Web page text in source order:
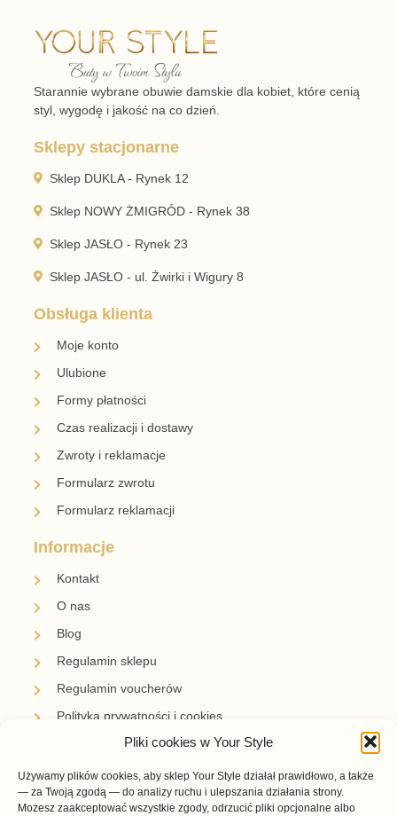
Pliki cookies w Your Style
Używamy plików cookies, aby sklep Your Style działał prawidłowo, a także
— za Twoją zgodą — do analizy ruchu i ulepszania działania strony.
Możesz zaakceptować wszystkie zgody, odrzucić pliki opcjonalne albo
Starannie wybrane obuwie damskie dla kobiet, które cenią
styl, wygodę i jakość na co dzień.
Sklepy stacjonarne
Sklep DUKLA - Rynek 12
Sklep NOWY ŻMIGRÓD - Rynek 38
Sklep JASŁO - Rynek 23
Sklep JASŁO - ul. Żwirki i Wigury 8
Obsługa klienta
Moje konto
Ulubione
Formy płatności
Czas realizacji i dostawy
Zwroty i reklamacje
Formularz zwrotu
Formularz reklamacji
Informacje
Kontakt
O nas
Blog
Regulamin sklepu
Regulamin voucherów
Polityka prywatności i cookies
Zapisz się i bądź z nami na bieżąco.
Otrzymuj informacje o nowościach, promocjach i